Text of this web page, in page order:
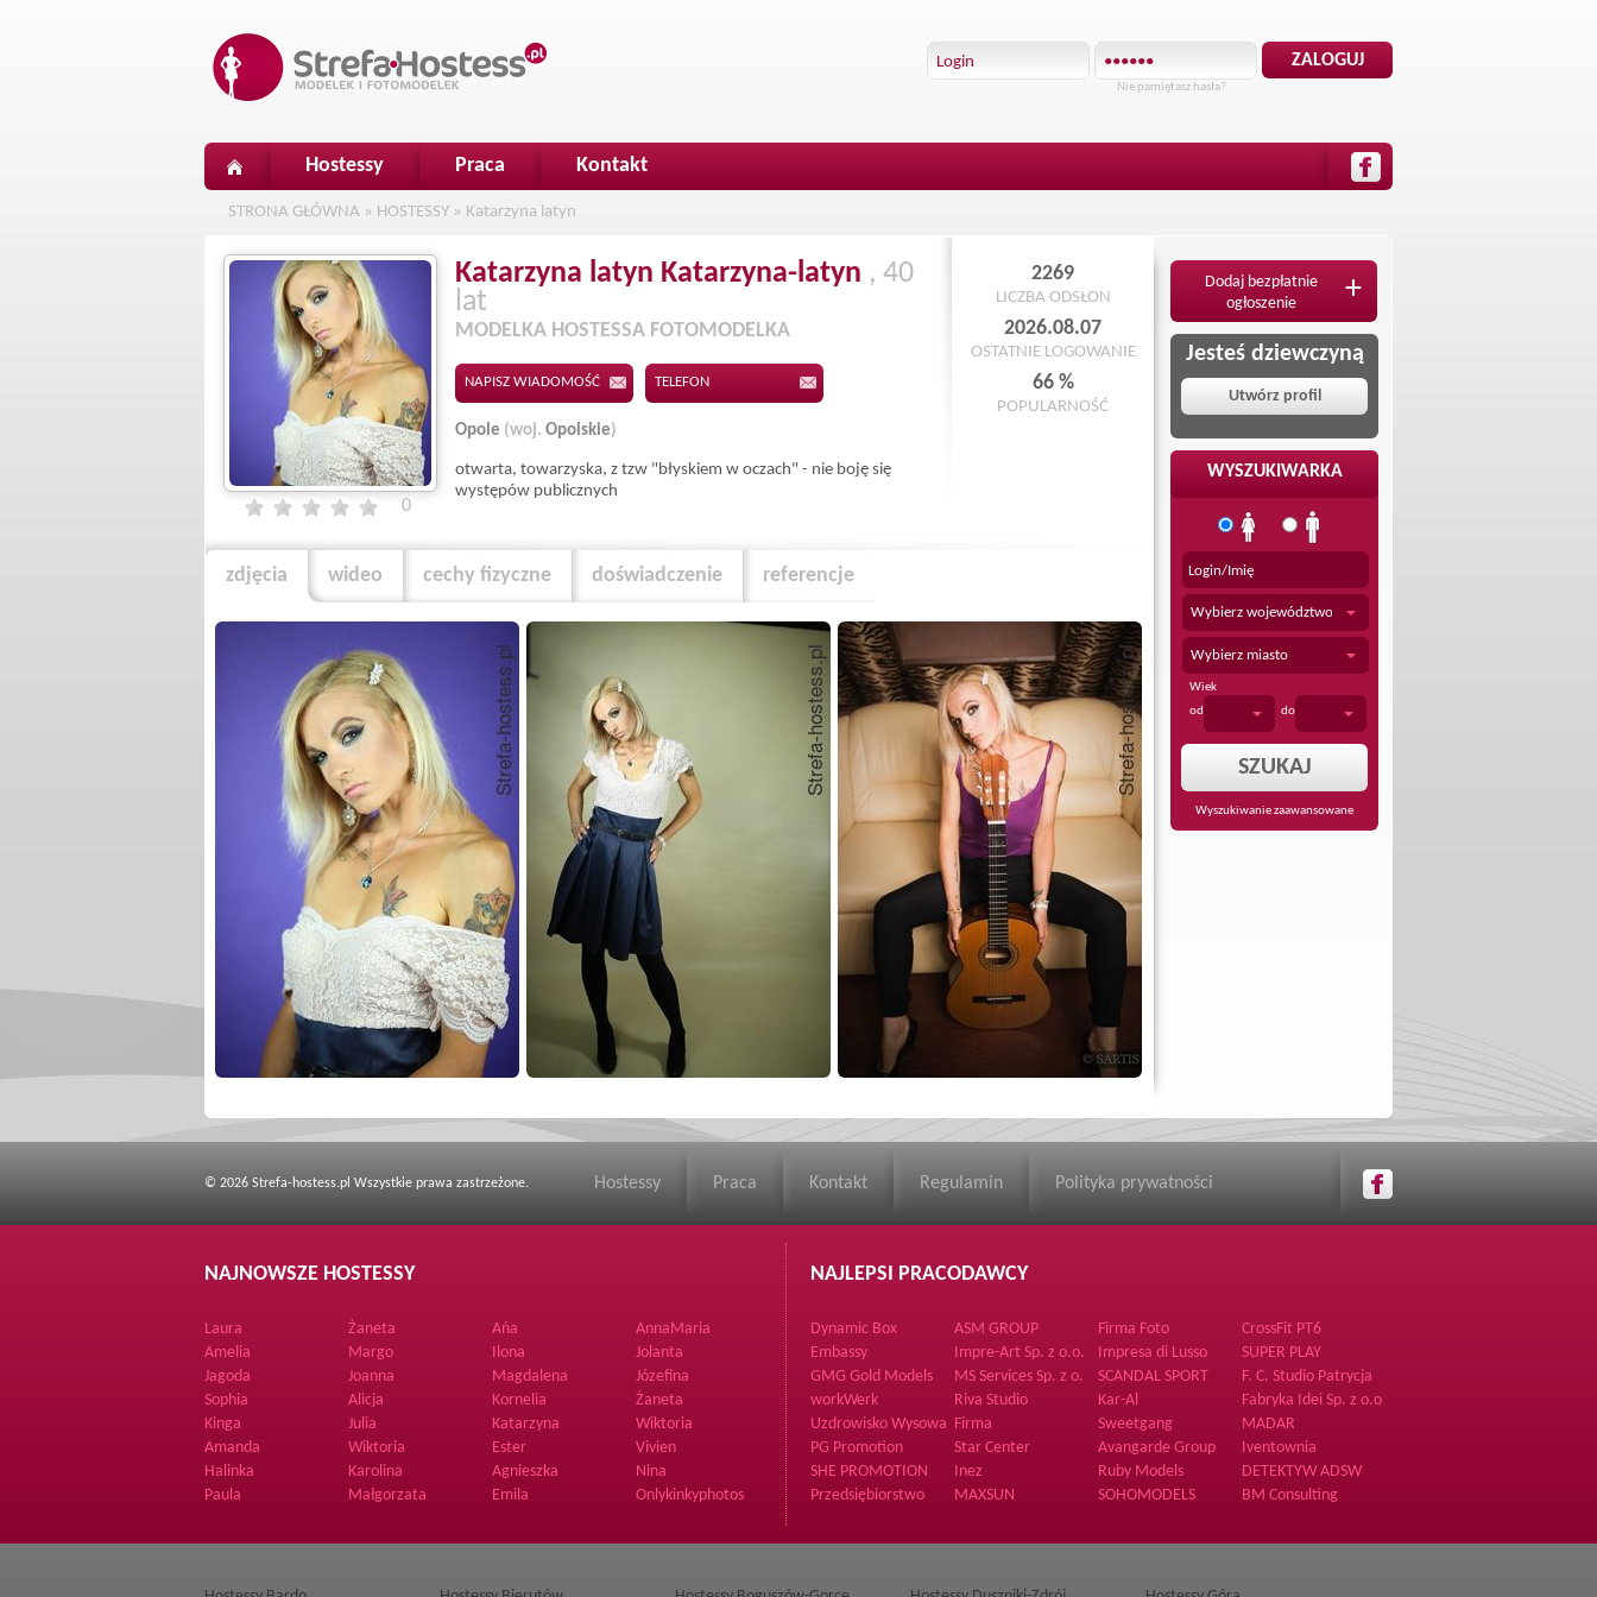
Nie pamiętasz hasła?
Hostessy Praca Kontakt
STRONA GŁÓWNA » HOSTESSY » Katarzyna latyn
0
Katarzyna latyn Katarzyna-latyn , 40
lat
MODELKA HOSTESSA FOTOMODELKA
NAPISZ WIADOMOŚĆ TELEFON
Opole (woj. Opolskie)
otwarta, towarzyska, z tzw "błyskiem w oczach" - nie boję się
występów publicznych
2269
LICZBA ODSŁON
2026.08.07
OSTATNIE LOGOWANIE
66 %
POPULARNOŚĆ
zdjęcia wideo cechy fizyczne doświadczenie referencje
Dodaj bezpłatnie
ogłoszenie
+
Jesteś dziewczyną
Utwórz profil
WYSZUKIWARKA
Wybierz województwo
Wybierz miasto
Wiek
od
do
Wyszukiwanie zaawansowane
© 2026 Strefa-hostess.pl Wszystkie prawa zastrzeżone. Hostessy Praca Kontakt Regulamin Polityka prywatności
NAJNOWSZE HOSTESSY
Laura Żaneta Ańa
AnnaMaria
Amelia
Margo Ilona
Jolanta
Jagoda
Joanna Magdalena
Józefina
Sophia
Alicja Kornelia
Żaneta
Kinga
Julia Katarzyna
Wiktoria
Amanda
Wiktoria Ester
Vivien
Halinka
Karolina Agnieszka
Nina
Paula
Małgorzata Emila Onlykinkyphotos
NAJLEPSI PRACODAWCY
Dynamic Box ASM GROUP Firma Foto
CrossFit PT6
Embassy
Impre-Art Sp. z o.o.
Impresa di Lusso
Supporto Sp. z o.o.
SUPER PLAY
GMG Gold Models
Group
MS Services Sp. z o.
o.
SCANDAL SPORT
F. C. Studio Patrycja
Bogdanowicz
workWerk Riva Studio Kar-Al
Fabryka Idei Sp. z o.o
Uzdrowisko Wysowa
S.A.
Firma Sweetgang
MADAR
PG Promotion
Star Center Avangarde Group
Iventownia
SHE PROMOTION
Agencja Hostess i
Inez Ruby Models
DETEKTYW ADSW
Przedsiębiorstwo
MAXSUN SOHOMODELS BM Consulting